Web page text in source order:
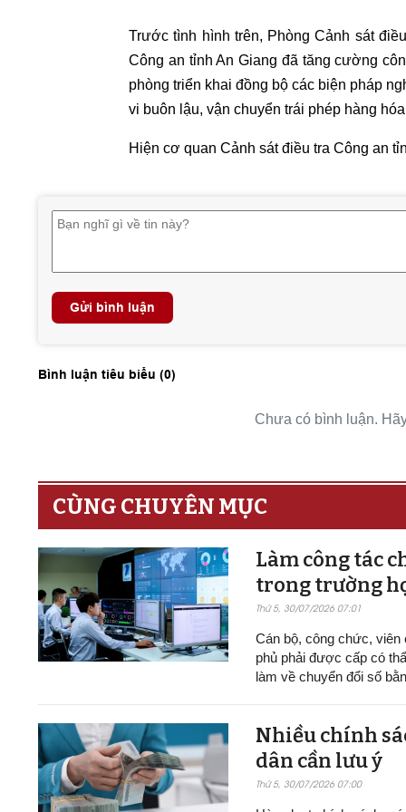
Trước tình hình trên, Phòng Cảnh sát
Công an tỉnh An Giang đã tăng cường
phòng triển khai đồng bộ các biện pháp
vi buôn lậu, vận chuyển trái phép hàng
Hiện cơ quan Cảnh sát điều tra Công an
Gửi bình luận
Bình luận tiêu biểu (0)
Chưa có bình luận.
CÙNG CHUYÊN MỤC
Làm công tác
trong trường
Thứ 5, 30/07/2026 07:01
Cán bộ, công chức,
phủ phải được cấp có
làm về chuyển đổi số
Nhiều chính
dân cần lưu ý
Thứ 5, 30/07/2026 07:00